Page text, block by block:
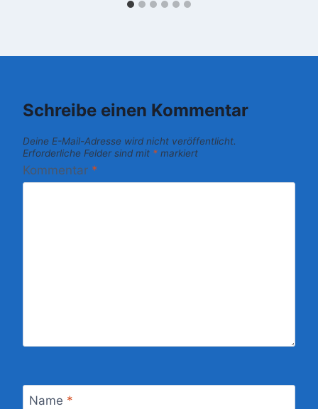
Schreibe einen Kommentar
Deine E-Mail-Adresse wird nicht veröffentlicht.
Erforderliche Felder sind mit * markiert
Kommentar *
Name *